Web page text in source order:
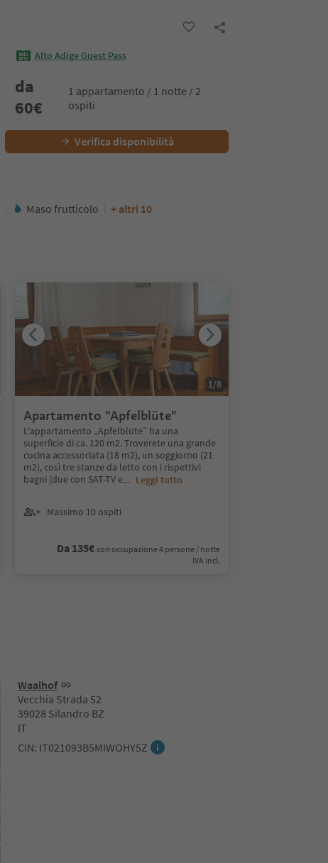
Alto Adige Guest Pass
da
60€
1 appartamento / 1 notte / 2
ospiti
Verifica disponibilità
Maso frutticolo + altri 10
Apartamento "Apfelblüte"
L'appartamento „Apfelblüte” ha una
superficie di ca. 120 m2. Troverete una grande
cucina accessoriata (18 m2), un soggiorno (21
m2), così tre stanze da letto con i rispettivi
bagni (due con SAT-TV e... Leggi tutto
Massimo 10 ospiti
Da 135€ con occupazione 4 persone / notte
IVA incl.
1 /8
Waalhof
Vecchia Strada 52
39028 Silandro BZ
IT
CIN: IT021093B5MIWOHY5Z